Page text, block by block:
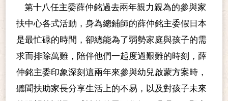
第十八任主委薛仲銘過去兩年親力親為的參與家
扶中心各式活動，身為總鋪師的薛仲銘主委假日本
是最忙碌的時間，卻總能為了弱勢家庭與孩子的需
求而排除萬難，陪伴他們一起度過艱難的時刻，薛
仲銘主委印象深刻這兩年來參與幼兒啟蒙方案時，
聽聞扶助家長分享生活上的不易，以及對孩子未來